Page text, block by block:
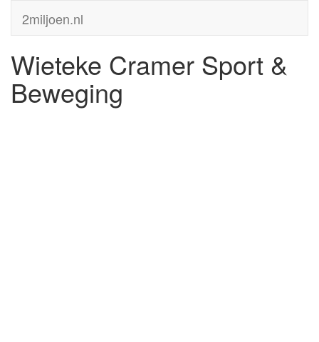
2miljoen.nl
Wieteke Cramer Sport &
Beweging